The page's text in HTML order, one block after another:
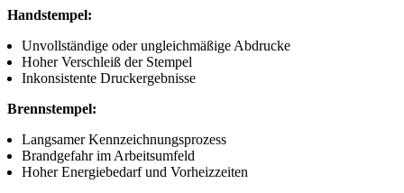
Handstempel:
Unvollständige oder ungleichmäßige Abdrucke
Hoher Verschleiß der Stempel
Inkonsistente Druckergebnisse
Brennstempel:
Langsamer Kennzeichnungsprozess
Brandgefahr im Arbeitsumfeld
Hoher Energiebedarf und Vorheizzeiten